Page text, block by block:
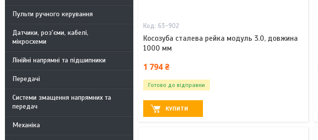
Пульти ручного керування
Датчики, роз'єми, кабелі,
мікросхеми
Лінійні напрямні та підшипники
Передачі
Системи змащення напрямних та
передач
Механіка
63-902
Косозуба сталева рейка модуль 3.0, довжина
1000 мм
1 794 ₴
Готово до відправки
КУПИТИ